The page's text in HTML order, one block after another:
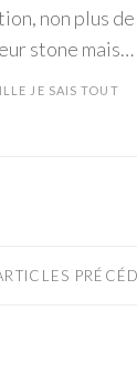
non plus
stone mais…
JE SAIS TOUT